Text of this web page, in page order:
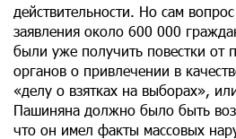
действительности. Но сам
заявления около 600 000
были уже получить повестки от
органов о привлечении в
«делу о взятках на выборах»,
Пашиняна должно было быть
что он имел факты массовых